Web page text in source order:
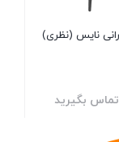
نایس (نظری)
بگیرید